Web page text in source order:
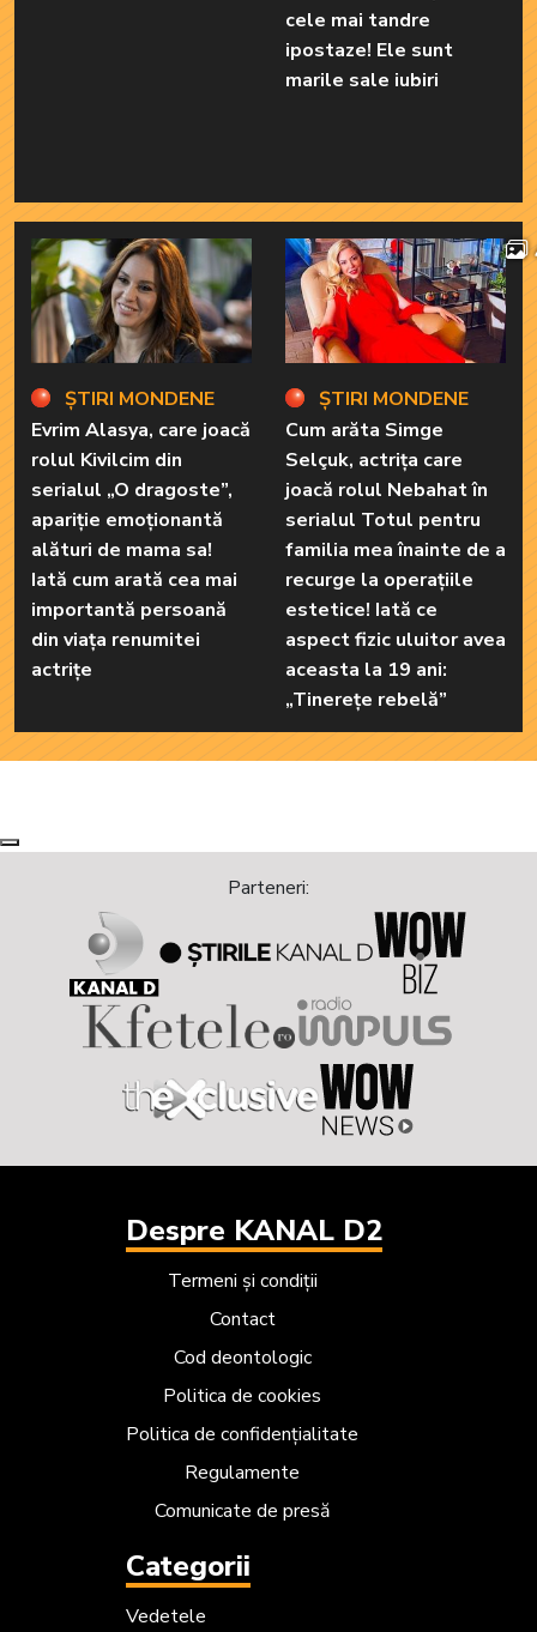
ȘTIRI MONDENE
Evrim Alasya, care joacă
rolul Kivilcim din
serialul „O dragoste”,
apariție emoționantă
alături de mama sa!
Iată cum arată cea mai
importantă persoană
din viața renumitei
actrițe
cele mai tandre
ipostaze! Ele sunt
marile sale iubiri
ȘTIRI MONDENE
Cum arăta Simge
Selçuk, actrița care
joacă rolul Nebahat în
serialul Totul pentru
familia mea înainte de a
recurge la operațiile
estetice! Iată ce
aspect fizic uluitor avea
aceasta la 19 ani:
„Tinerețe rebelă”
Next
Previous
Parteneri:
Despre KANAL D2
Termeni și condiții
Contact
Cod deontologic
Politica de cookies
Politica de confidențialitate
Regulamente
Comunicate de presă
Categorii
Vedetele